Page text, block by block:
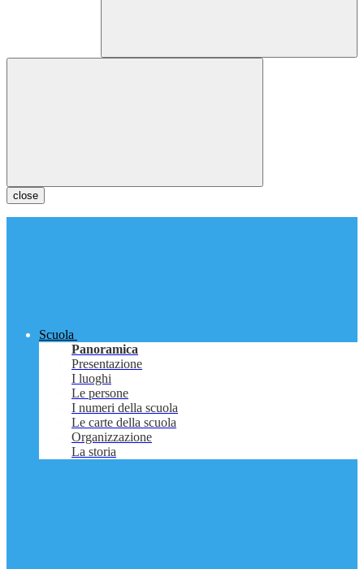
close
Scuola
Panoramica
Presentazione
I luoghi
Le persone
I numeri della scuola
Le carte della scuola
Organizzazione
La storia